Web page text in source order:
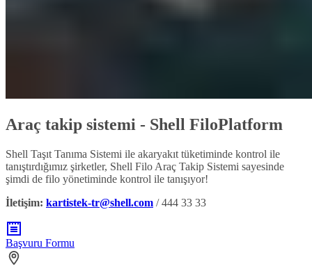
Araç takip sistemi - Shell FiloPlatform
Shell Taşıt Tanıma Sistemi ile akaryakıt tüketiminde kontrol ile
tanıştırdığımız şirketler, Shell Filo Araç Takip Sistemi sayesinde
şimdi de filo yönetiminde kontrol ile tanışıyor!
İletişim: kartistek-tr@shell.com / 444 33 33
Başvuru Formu